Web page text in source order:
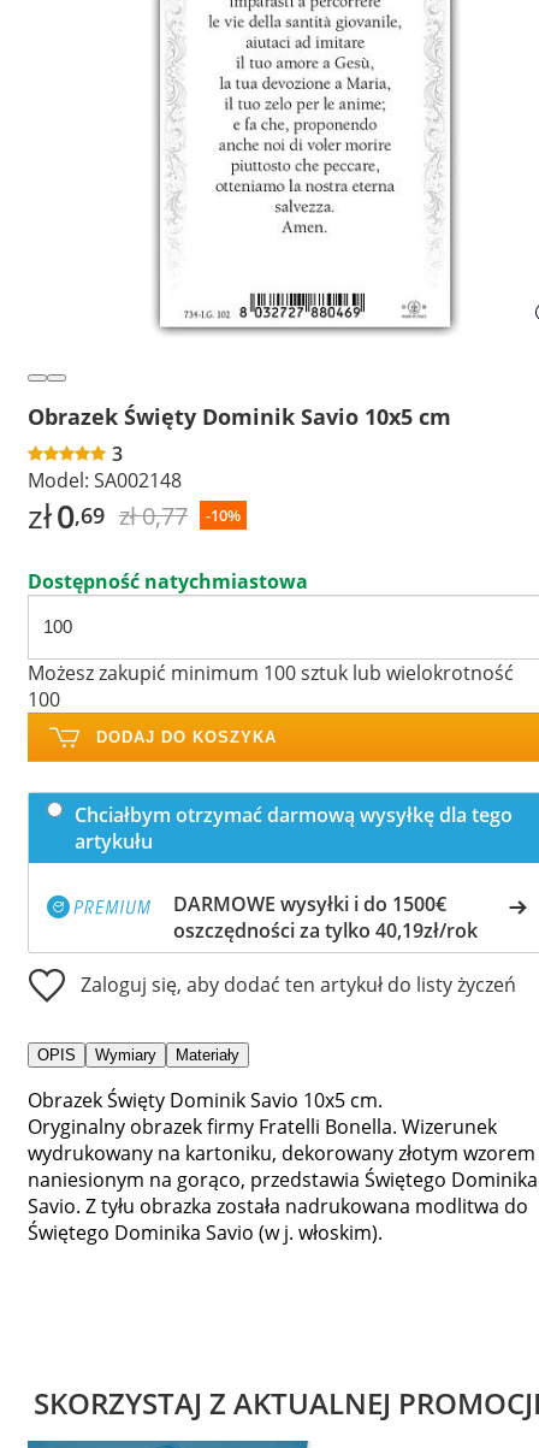
Obrazek Święty Dominik Savio 10x5 cm
3
Model: SA002148
zł0,69 zł 0,77 -10%
Dostępność natychmiastowa
Możesz zakupić minimum 100 sztuk lub wielokrotność
100
DODAJ DO KOSZYKA
Chciałbym otrzymać darmową wysyłkę dla tego
artykułu
DARMOWE wysyłki i do 1500€
oszczędności za tylko 40,19zł/rok
Zaloguj się, aby dodać ten artykuł do listy życzeń
OPIS Wymiary Materiały
Obrazek Święty Dominik Savio 10x5 cm.
Oryginalny obrazek firmy Fratelli Bonella. Wizerunek
wydrukowany na kartoniku, dekorowany złotym wzorem
naniesionym na gorąco, przedstawia Świętego Dominika
Savio. Z tyłu obrazka została nadrukowana modlitwa do
Świętego Dominika Savio (w j. włoskim).
SKORZYSTAJ Z AKTUALNEJ